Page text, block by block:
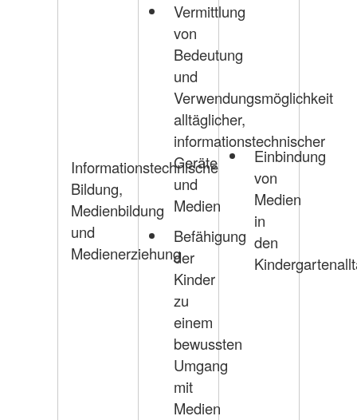
Informationstechnische
Bildung,
Medienbildung
und
Medienerziehung
Vermittlung
von
Bedeutung
und
Verwendungsmöglichkeit
alltäglicher,
informationstechnischer
Geräte
und
Medien
Befähigung
der
Kinder
zu
einem
bewussten
Umgang
mit
Medien
Einbindung
von
Medien
in
den